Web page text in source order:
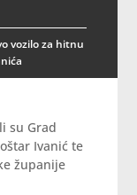
vozilo za hitnu
su Grad
Ivanić te
županije